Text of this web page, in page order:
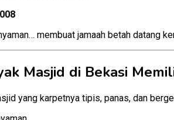
membuat jamaah betah datang
Masjid di Bekasi
yang karpetnya tipis, panas, dan